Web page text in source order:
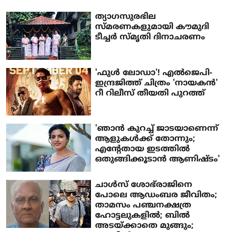
ത്യാഗസുരഭില
സ്മരണകളുമായി കൗമുദി
ടീച്ചർ സ്‌മൃതി ദിനാചരണം
'ഫുൾ ലോഡാ'! എൽജെപി-
ഇന്ദ്രജിത്ത് ചിത്രം 'നായകൻ'
റീ റിലീസ് തീയതി പുറത്ത്
'ഞാൻ കുറച്ച് ജാടയാണെന്ന്
ആളുകൾക്ക് തോന്നും;
എന്റേതായ ഇടത്തിൽ
ഒതുങ്ങിക്കൂടാൻ ആണിഷ്ടം'
ചാള്‍സ് ശോഭ്‌രാജിനെ
പോലെ ആഡംബര ജീവിതം;
താമസം പഞ്ചനക്ഷത്ര
ഹോട്ടലുകളില്‍; ബില്‍
അടയ്ക്കാതെ മുങ്ങും;